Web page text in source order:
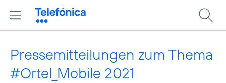
Pressemitteilungen zum Thema
#Ortel_Mobile 2021